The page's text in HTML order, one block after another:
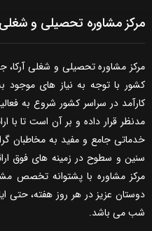
مرکز مشاوره تحصیلی و شغلی
مرکز مشاوره تحصیلی و شغلی
کشور با توجه به نیاز های
کارآمد در سراسر کشور شروع به
مدنظر قرار داده و بر آن است تا با
خدماتی جامع و مفید به مخاطبان
سنین و سطوح در زمینه های فوق
مرکز مشاوره با پشتوانه تخصص
شب می باشد.